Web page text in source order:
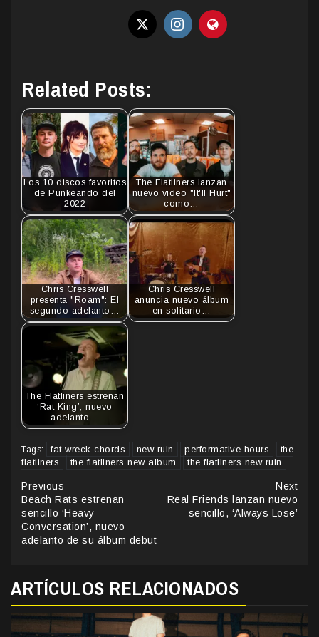
Related Posts:
Los 10 discos favoritos
de Punkeando del
2022
The Flatliners lanzan
nuevo video "It'll Hurt"
como…
Chris Cresswell
presenta "Roam": El
segundo adelanto…
Chris Cresswell
anuncia nuevo álbum
en solitario…
The Flatliners estrenan
‘Rat King’, nuevo
adelanto…
Tags: fat wreck chords new ruin performative hours
the
flatliners
the flatliners new album the flatliners new ruin
Continue
Reading
Previous
Beach Rats estrenan
sencillo ‘Heavy
Conversation’, nuevo
adelanto de su álbum debut
Next
Real Friends lanzan nuevo
sencillo, ‘Always Lose’
ARTÍCULOS RELACIONADOS